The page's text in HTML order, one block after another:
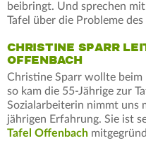
beibringt. Und sprechen
Tafel über die Probleme
CHRISTINE SPARR
OFFENBACH
Christine Sparr wollte beim
so kam die 55-Jährige zur
Sozialarbeiterin nimmt uns
jährigen Erfahrung. Sie ist
Tafel Offenbach